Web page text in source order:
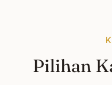
Pilihan